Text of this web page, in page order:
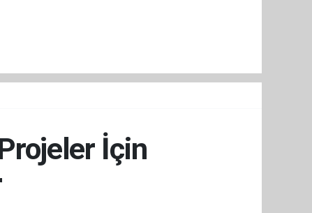
İçin